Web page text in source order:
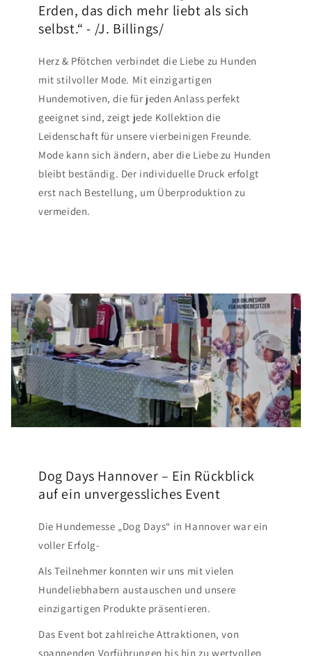
Erden, das dich mehr liebt als sich
selbst.“ - /J. Billings/
Herz & Pfötchen verbindet die Liebe zu Hunden
mit stilvoller Mode. Mit einzigartigen
Hundemotiven, die für jeden Anlass perfekt
geeignet sind, zeigt jede Kollektion die
Leidenschaft für unsere vierbeinigen Freunde.
Mode kann sich ändern, aber die Liebe zu Hunden
bleibt beständig. Der individuelle Druck erfolgt
erst nach Bestellung, um Überproduktion zu
vermeiden.
Dog Days Hannover – Ein Rückblick
auf ein unvergessliches Event
Die Hundemesse „Dog Days“ in Hannover war ein
voller Erfolg-
Als Teilnehmer konnten wir uns mit vielen
Hundeliebhabern austauschen und unsere
einzigartigen Produkte präsentieren.
Das Event bot zahlreiche Attraktionen, von
spannenden Vorführungen bis hin zu wertvollen